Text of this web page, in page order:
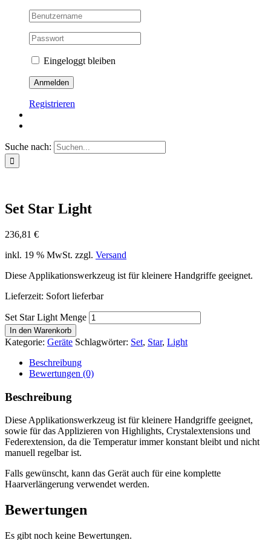
Eingeloggt bleiben
Registrieren
Suche nach:
Set Star Light
236,81 €
inkl. 19 % MwSt. zzgl. Versand
Diese Applikationswerkzeug ist für kleinere Handgriffe geeignet.
Lieferzeit: Sofort lieferbar
Set Star Light Menge
In den Warenkorb
Kategorie: Geräte Schlagwörter: Set, Star, Light
Beschreibung
Bewertungen (0)
Beschreibung
Diese Applikationswerkzeug ist für kleinere Handgriffe geeignet,
sowie für das Applizieren von Highlights, Crystalextensions und
Federextension, da die Temperatur immer konstant bleibt und nicht
manuell regelbar ist.
Falls gewünscht, kann das Gerät auch für eine komplette
Haarverlängerung verwendet werden.
Bewertungen
Es gibt noch keine Bewertungen.